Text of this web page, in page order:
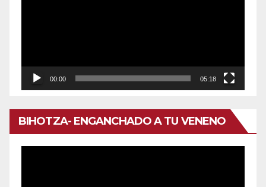
00:00 05:18
BIHOTZA- ENGANCHADO A TU VENENO